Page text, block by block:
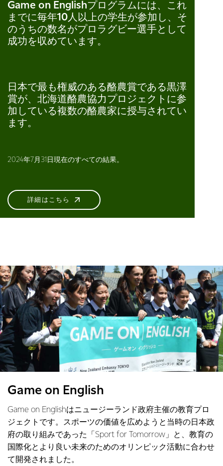
Game on Englishプログラムには、これ
までに毎年10人以上の学生が参加し、そ
のうちの数名がプロラグビー選手として
成功を収めています。
日本で最も権威のある酪農賞である黒澤
賞が、北海道酪農協力プロジェクトに参
加している複数の酪農家に授与されてい
ます。
2024年7月31日現在のすべての結果。
詳細はこちら
Game on English
Game on Englishはニュージーランド政府主催の教育プロ
ジェクトです。スポーツの価値を広めようと当時の日本政
府の取り組みであった「Sport for Tomorrow」と、教育の
国際化とより良い未来のためのオリンピック活動に合わせ
て開発されました。